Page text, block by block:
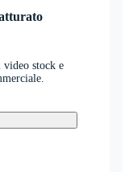
video stock e